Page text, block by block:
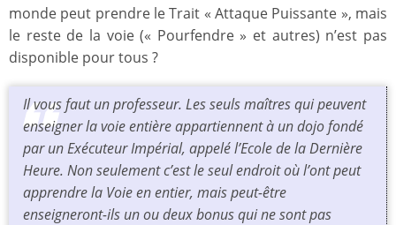
monde peut prendre le Trait « Attaque Puissante », mais
le reste de la voie (« Pourfendre » et autres) n’est pas
disponible pour tous ?
Il vous faut un professeur. Les seuls maîtres qui peuvent
enseigner la voie entière appartiennent à un dojo fondé
par un Exécuteur Impérial, appelé l’Ecole de la Dernière
Heure. Non seulement c’est le seul endroit où l’ont peut
apprendre la Voie en entier, mais peut-être
enseigneront-ils un ou deux bonus qui ne sont pas